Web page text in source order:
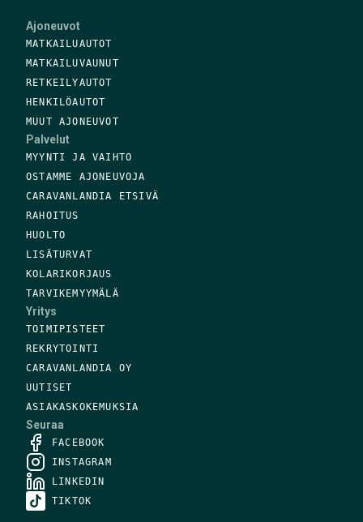
Ajoneuvot
MATKAILUAUTOT
MATKAILUVAUNUT
RETKEILYAUTOT
HENKILÖAUTOT
MUUT AJONEUVOT
Palvelut
MYYNTI JA VAIHTO
OSTAMME AJONEUVOJA
CARAVANLANDIA ETSIVÄ
RAHOITUS
HUOLTO
LISÄTURVAT
KOLARIKORJAUS
TARVIKEMYYMÄLÄ
Yritys
TOIMIPISTEET
REKRYTOINTI
CARAVANLANDIA OY
UUTISET
ASIAKASKOKEMUKSIA
Seuraa
FACEBOOK
INSTAGRAM
LINKEDIN
TIKTOK